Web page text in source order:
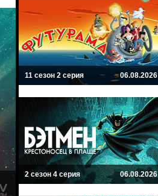
11 сезон 2 серия 06.08.2026
2 сезон 4 серия 06.08.2026